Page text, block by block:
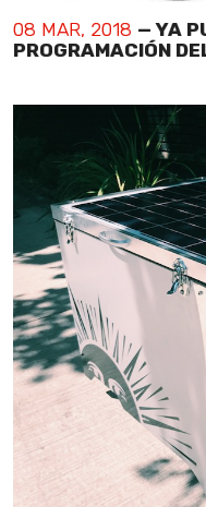
08 MAR, 2018 — YA
PROGRAMACIÓN